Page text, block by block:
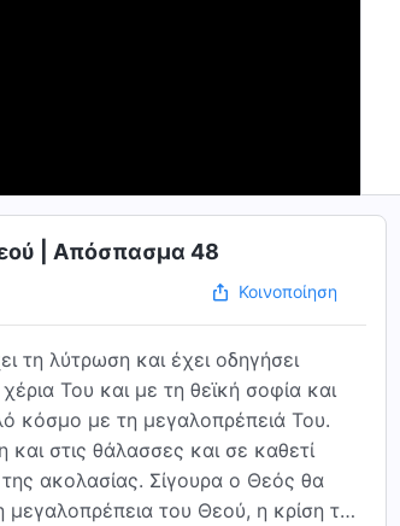
| Απόσπασμα 48
Κοινοποίηση
τη λύτρωση και έχει οδηγήσει
Του και με τη θεϊκή σοφία και
κόσμο με τη μεγαλοπρέπειά Του.
στις θάλασσες και σε καθετί
ακολασίας. Σίγουρα ο Θεός θα
μεγαλοπρέπεια του Θεού, η κρίση του